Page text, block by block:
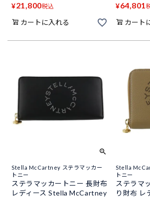
¥21,800税込
カートに入れる
¥64,801
カート
Stella McCartney ステラマッカー
トニー
ステラマッカートニー 長財布
レディース Stella McCartney
Stella
トニー
ステラマ
り財布 レ